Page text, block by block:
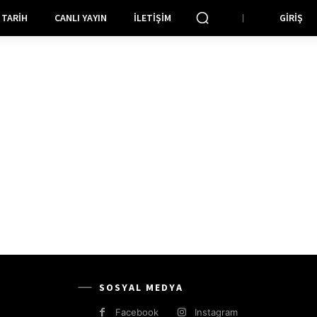
TARIH CANLI YAYIN İLETIŞIM GIRIŞ
SOSYAL MEDYA
Facebook
Instagram